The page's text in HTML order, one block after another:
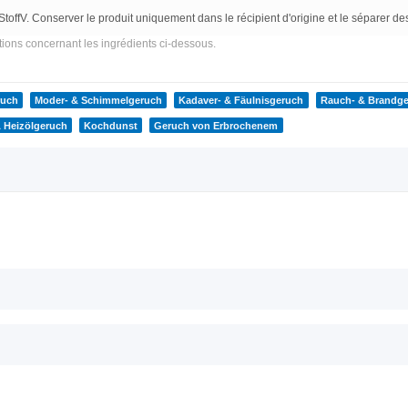
Conserver le produit uniquement dans le récipient d'origine et le séparer
concernant les ingrédients ci-dessous.
Moder- & Schimmelgeruch Kadaver- & Fäulnisgeruch Rauch- &
Heizölgeruch Kochdunst Geruch von Erbrochenem